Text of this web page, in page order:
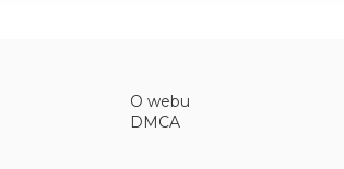
O webu
DMCA